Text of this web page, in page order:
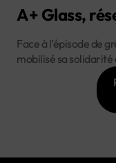
A+ Glass,
Face à l’épisode de
mobilisé sa